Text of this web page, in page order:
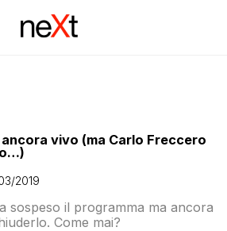
vivo (ma Carlo Freccero
2019
sospeso il programma ma ancora
Come mai?